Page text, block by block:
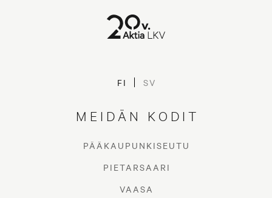
FI SV
MEIDÄN KODIT
PÄÄKAUPUNKISEUTU
PIETARSAARI
VAASA